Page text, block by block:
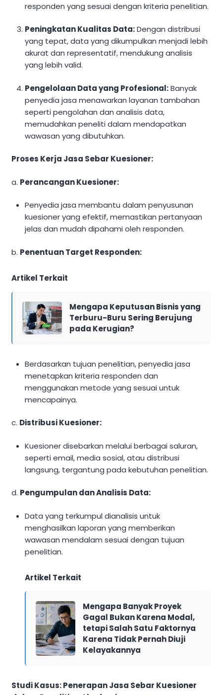
responden yang sesuai dengan kriteria penelitian.
Peningkatan Kualitas Data:Dengan distribusi
yang tepat, data yang dikumpulkan menjadi lebih
akurat dan representatif, mendukung analisis
yang lebih valid.
Pengelolaan Data yang Profesional:Banyak
penyedia jasa menawarkan layanan tambahan
seperti pengolahan dan analisis data,
memudahkan peneliti dalam mendapatkan
wawasan yang dibutuhkan.
Proses Kerja Jasa Sebar Kuesioner:
a. Perancangan Kuesioner:
Penyedia jasa membantu dalam penyusunan
kuesioner yang efektif, memastikan pertanyaan
jelas dan mudah dipahami oleh responden.
b. Penentuan Target Responden:
Artikel Terkait
Mengapa Keputusan Bisnis yang
Terburu-Buru Sering Berujung
pada Kerugian?
Berdasarkan tujuan penelitian, penyedia jasa
menetapkan kriteria responden dan
menggunakan metode yang sesuai untuk
mencapainya.
c. Distribusi Kuesioner:
Kuesioner disebarkan melalui berbagai saluran,
seperti email, media sosial, atau distribusi
langsung, tergantung pada kebutuhan penelitian.
d. Pengumpulan dan Analisis Data:
Data yang terkumpul dianalisis untuk
menghasilkan laporan yang memberikan
wawasan mendalam sesuai dengan tujuan
penelitian.
Artikel Terkait
Mengapa Banyak Proyek
Gagal Bukan Karena Modal,
tetapi Salah Satu Faktornya
Karena Tidak Pernah Diuji
Kelayakannya
Studi Kasus: Penerapan Jasa Sebar Kuesioner